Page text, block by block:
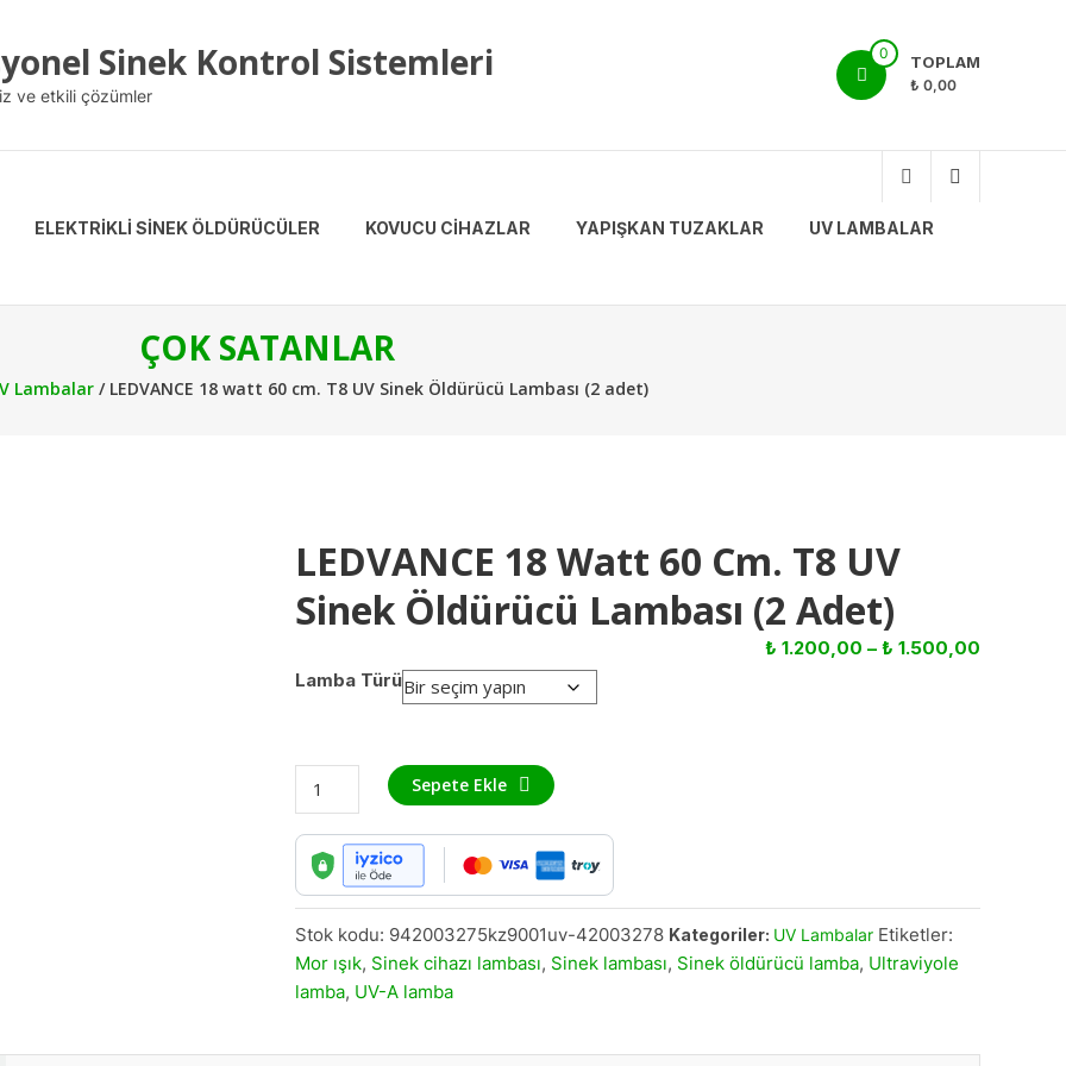
Sinek Kontrol Sistemleri
ve etkili çözümler
0 TOPLAM
₺ 0,00
ELEKTRİKLİ SİNEK ÖLDÜRÜCÜLER KOVUCU CİHAZLAR YAPIŞKAN TUZAKLAR UV LAMBALAR
ÇOK SATANLAR
Lambalar/ LEDVANCE 18 watt 60 cm. T8 UV Sinek Öldürücü Lambası (2 adet)
LEDVANCE 18 Watt 60 Cm. T8 UV
Sinek Öldürücü Lambası (2 Adet)
₺ 1.200,00 – ₺ 1.500,00
Lamba Türü
Sepete Ekle
Stok kodu: 942003275kz9001uv-42003278 Kategoriler: UV Lambalar Etiketler:
Mor ışık, Sinek cihazı lambası, Sinek lambası, Sinek öldürücü lamba, Ultraviyole
lamba, UV-A lamba